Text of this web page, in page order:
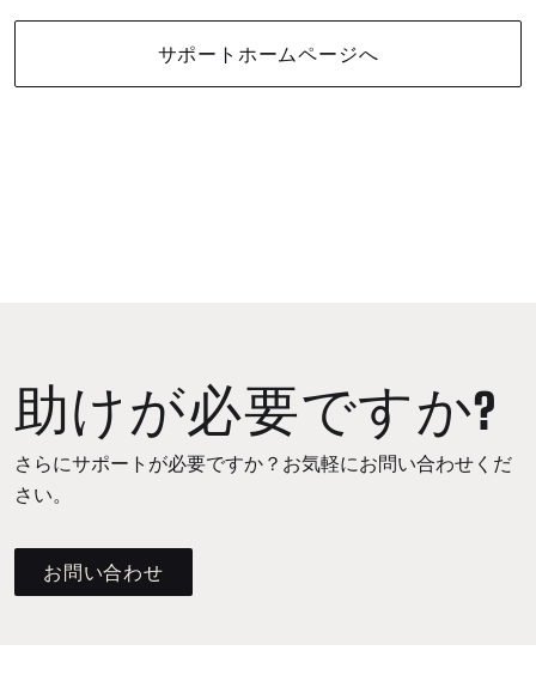
サポートホームページへ
助けが必要ですか?
さらにサポートが必要ですか？お気軽にお問い合わせくだ
さい。
お問い合わせ